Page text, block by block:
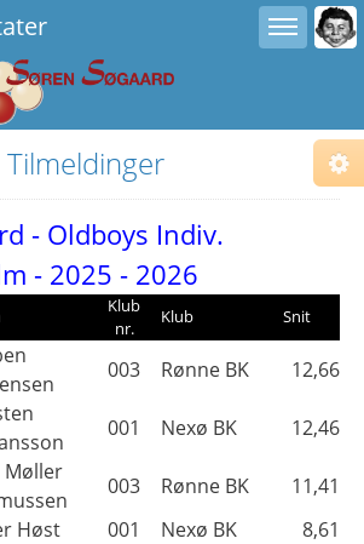
Toggle user menu
Toggle sidebar
- Oldboys Indiv.
- 2025 - 2026
Klub
nr.
Klub Snit
003 Rønne BK 12,66
001 Nexø BK 12,46
Møller
003 Rønne BK
11,41
Høst 001 Nexø BK
8,61